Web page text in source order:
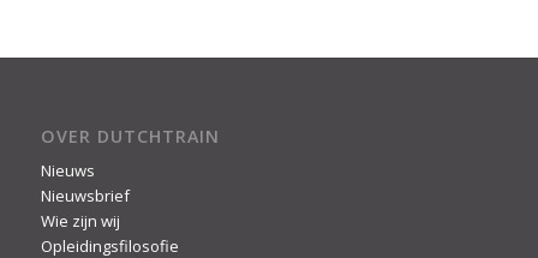
OVER DUTCHTRAIN
Nieuws
Nieuwsbrief
Wie zijn wij
Opleidingsfilosofie